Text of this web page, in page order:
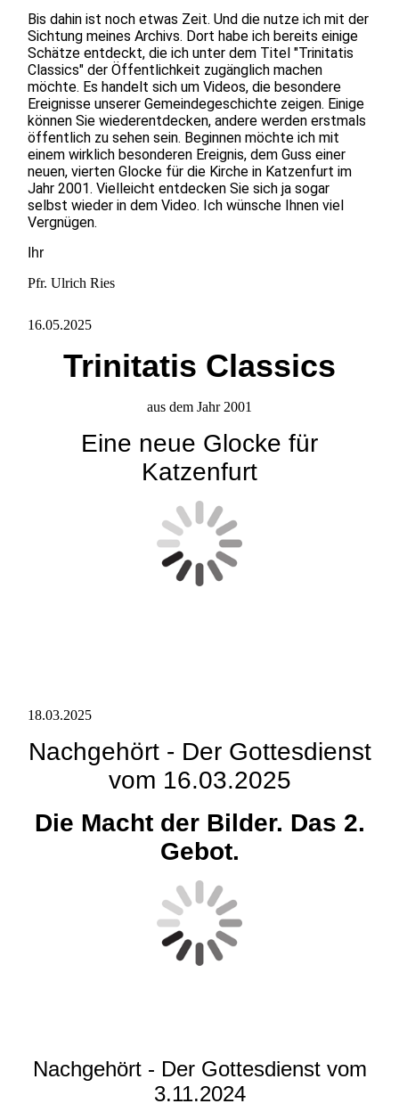
Bis dahin ist noch etwas Zeit. Und die nutze ich mit der
Sichtung meines Archivs. Dort habe ich bereits einige
Schätze entdeckt, die ich unter dem Titel "Trinitatis
Classics" der Öffentlichkeit zugänglich machen
möchte. Es handelt sich um Videos, die besondere
Ereignisse unserer Gemeindegeschichte zeigen. Einige
können Sie wiederentdecken, andere werden erstmals
öffentlich zu sehen sein. Beginnen möchte ich mit
einem wirklich besonderen Ereignis, dem Guss einer
neuen, vierten Glocke für die Kirche in Katzenfurt im
Jahr 2001. Vielleicht entdecken Sie sich ja sogar
selbst wieder in dem Video. Ich wünsche Ihnen viel
Vergnügen.
Ihr
Pfr. Ulrich Ries
16.05.2025
Trinitatis Classics
aus dem Jahr 2001
Eine neue Glocke für
Katzenfurt
18.03.2025
Nachgehört - Der Gottesdienst
vom 16.03.2025
Die Macht der Bilder. Das 2.
Gebot.
Nachgehört - Der Gottesdienst vom
3.11.2024